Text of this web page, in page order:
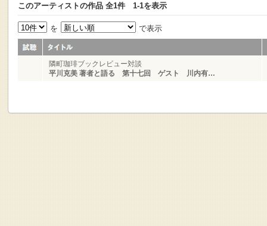
このアーティストの作品 全1件 1-1を表示
を で表示
隣町珈琲ブックレビュー対談
平川克美 著者と語る 第十七回 ゲスト 川内有…